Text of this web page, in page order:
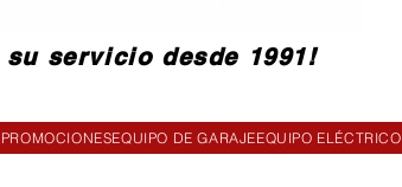
su servicio desde 1991!
PROMOCIONESEQUIPO DE GARAJEEQUIPO ELÉCTRICO